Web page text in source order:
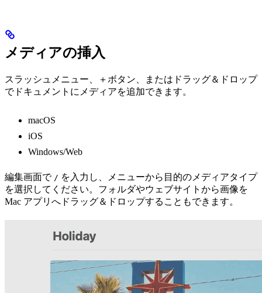
メディアの挿入
スラッシュメニュー、＋ボタン、またはドラッグ＆ドロップ
でドキュメントにメディアを追加できます。
macOS
iOS
Windows/Web
編集画面で / を入力し、メニューから目的のメディアタイプ
を選択してください。フォルダやウェブサイトから画像を
Mac アプリへドラッグ＆ドロップすることもできます。